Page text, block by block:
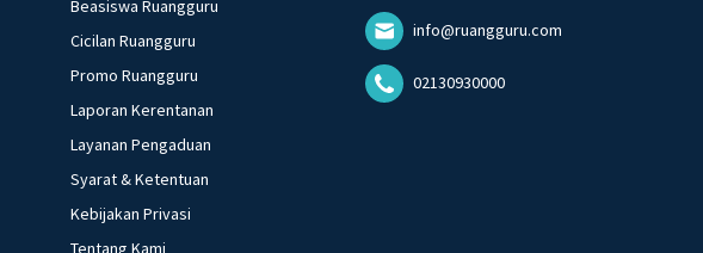
Beasiswa Ruangguru
Cicilan Ruangguru
Promo Ruangguru
Laporan Kerentanan
Layanan Pengaduan
Syarat & Ketentuan
Kebijakan Privasi
Tentang Kami
info@ruangguru.com
02130930000